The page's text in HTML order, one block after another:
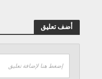
أضف تعليق
إضغط هنا لإضافة تعليق